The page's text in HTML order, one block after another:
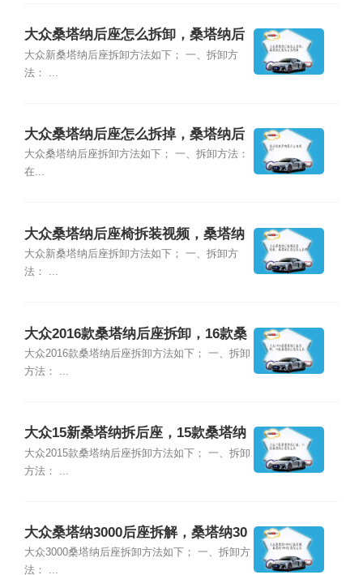
大众桑塔纳后座怎么拆卸，桑塔纳后
座怎么拆视频
大众新桑塔纳后座拆卸方法如下； 一、拆卸方
法： ...
大众桑塔纳后座怎么拆掉，桑塔纳后
座怎么卸
大众桑塔纳后座拆卸方法如下； 一、拆卸方法：
在...
大众桑塔纳后座椅拆装视频，桑塔纳
后座位怎么拆卸
大众新桑塔纳后座拆卸方法如下； 一、拆卸方
法： ...
大众2016款桑塔纳后座拆卸，16款桑
塔纳后座怎么拆
大众2016款桑塔纳后座拆卸方法如下； 一、拆卸
方法： ...
大众15新桑塔纳拆后座，15款桑塔纳
后座怎么拆
大众2015款桑塔纳后座拆卸方法如下； 一、拆卸
方法： ...
大众桑塔纳3000后座拆解，桑塔纳30
00后座怎么拆
大众3000桑塔纳后座拆卸方法如下； 一、拆卸方
法： ...